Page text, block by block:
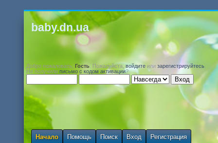
baby.dn.ua
Добро пожаловать, Гость . Пожалуйста,войдите или зарегистрируйтесь
Не получили письмо с кодом активации?
Начало Помощь Поиск Вход Регистрация